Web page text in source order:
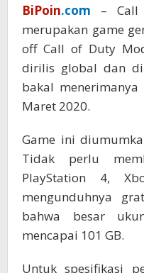
BiPoin.com – Call
merupakan game
off Call of Duty
dirilis global dan di
bakal
Maret 2020.
Game ini
Tidak perlu
PlayStation 4,
mengunduhnya
bahwa besar
mencapai 101 GB.
Untuk spesifikasi